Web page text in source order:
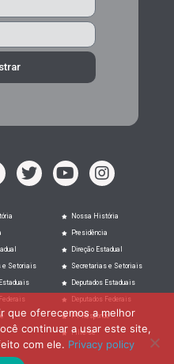
e Setoriais
Nossa História
Presidência
Direção Estadual
Secretarias e Setoriais
Deputados Estaduais
Deputados Federais
PT Responde
Filie-se
que oferecemos a melhor
continuar a usar este site,
com ele. Privacy policy